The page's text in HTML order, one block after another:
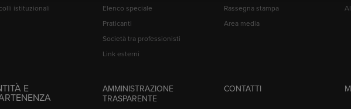
istituzionali
Elenco speciale
Praticanti
Società tra professionisti
Link esterni
Rassegna stampa
Area media
E
AMMINISTRAZIONE
TRASPARENTE
CONTATTI